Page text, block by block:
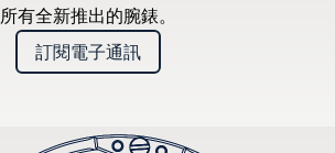
所有全新推出的腕錶。
訂閱電子通訊